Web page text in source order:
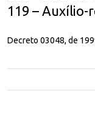
119 – Auxílio-
Decreto 03048, de